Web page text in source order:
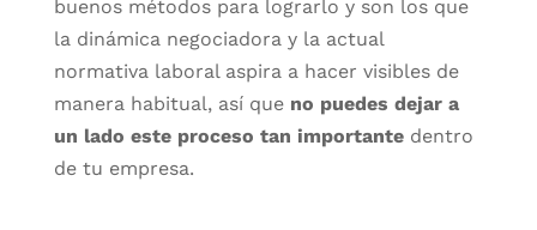
buenos métodos para lograrlo y son los que
la dinámica negociadora y la actual
normativa laboral aspira a hacer visibles de
manera habitual, así que no puedes dejar a
un lado este proceso tan importantedentro
de tu empresa.